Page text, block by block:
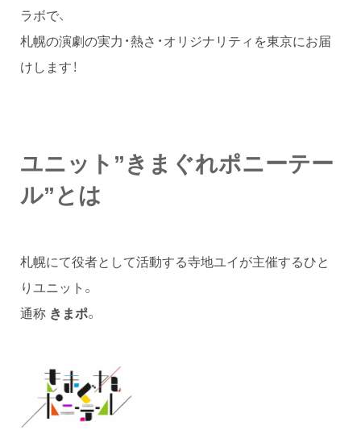
ラボで、
札幌の演劇の実力・熱さ・オリジナリティを東京にお届
けします！
ユニット”きまぐれポニーテー
ル”とは
札幌にて役者として活動する寺地ユイが主催するひと
りユニット。
通称 きまポ。